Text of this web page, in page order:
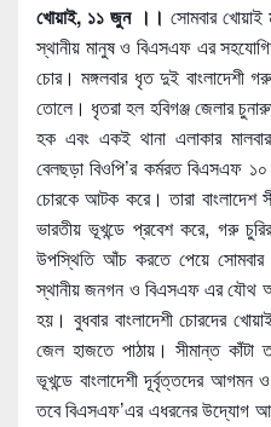
খোয়াই, ১১ জুন ।। সোমবার খোয়াই
স্থানীয় মানুষ ও বিএসএফ এর
চোর। মঙ্গলবার ধৃত দুই বাংলাদেশী
তোলে। ধৃতরা হল হবিগঞ্জ জেলার
হক এবং একই থানা এলাকার
বেলছড়া বিওপি’র কর্মরত বিএসএফ
চোরকে আটক করে। তারা বাংলাদেশ
ভারতীয় ভূখন্ডে প্রবেশ করে, গরু
উপস্থিতি আঁচ করতে পেয়ে সোমবার
স্থানীয় জনগন ও বিএসএফ এর যৌথ
হয়। বুধবার বাংলাদেশী চোরদের
জেল হাজতে পাঠায়। সীমান্ত কাঁটা
ভূখন্ডে বাংলাদেশী দূর্বৃত্তদের আগমন
তবে বিএসএফ’এর এধরনের উদ্যোগ